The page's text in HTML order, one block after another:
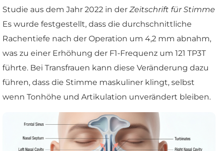
Studie aus dem Jahr 2022 in der Zeitschrift für Stimme
Es wurde festgestellt, dass die durchschnittliche
Rachentiefe nach der Operation um 4,2 mm abnahm,
was zu einer Erhöhung der F1-Frequenz um 121 TP3T
führte. Bei Transfrauen kann diese Veränderung dazu
führen, dass die Stimme maskuliner klingt, selbst
wenn Tonhöhe und Artikulation unverändert bleiben.